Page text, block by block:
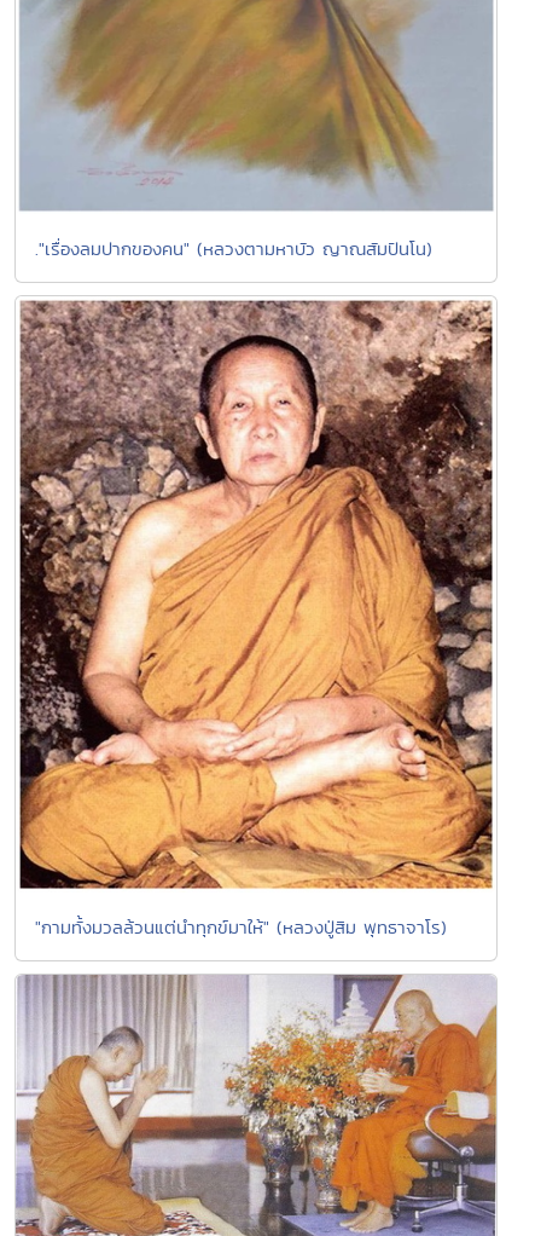
."เรื่องลมปากของคน" (หลวงตามหาบัว ญาณสัมปันโน)
"กามทั้งมวลล้วนแต่นำทุกข์มาให้" (หลวงปู่สิม พุทธาจาโร)